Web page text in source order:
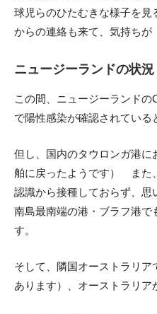
球児らのひたむきな様子を
からの連絡も来て、気持ちが
ニュージーランドの状況
この間、ニュージーランドの
で陽性感染が確認されている
但し、国内のタウロンガ港
舶に戻ったようです） また
認識から接種しておらず、思
南島最南端の港・ブラフ港で
す。
そして、隣国オーストラリ
あります）、オーストラリア